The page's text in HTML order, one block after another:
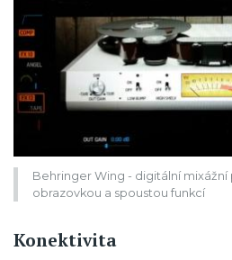
Behringer Wing - digitální mixážní
obrazovkou a spoustou funkcí
Konektivita